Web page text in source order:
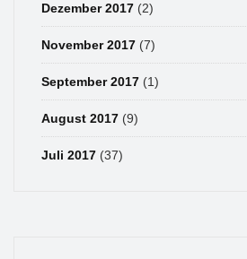
Dezember 2017 (2)
November 2017 (7)
September 2017 (1)
August 2017 (9)
Juli 2017 (37)